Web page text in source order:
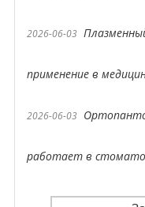
2026-06-03
применение в
2026-06-03
работает в